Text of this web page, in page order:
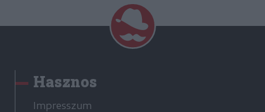
Hasznos
Impresszum